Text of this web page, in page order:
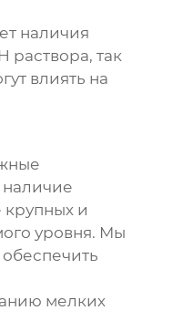
наличия
раствора, так
влиять на
наличие
крупных и
уровня. Мы
мелких